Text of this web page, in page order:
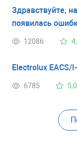
Здравствуйте,
появилась
12086
Electrolux
6785 5,0